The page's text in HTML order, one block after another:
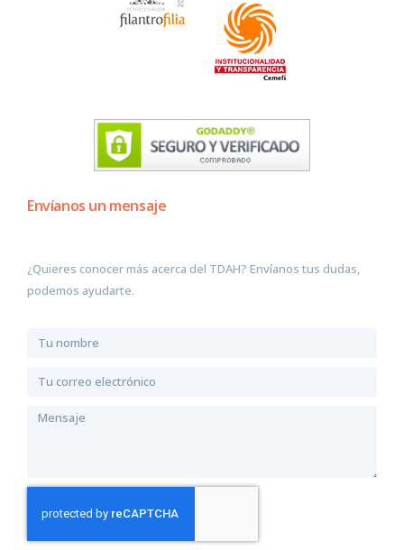
Envíanos un mensaje
¿Quieres conocer más acerca del TDAH? Envíanos tus dudas,
podemos ayudarte.